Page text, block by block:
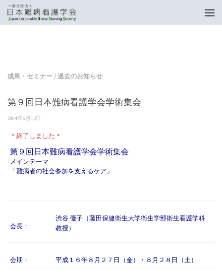
トップページ
成果・セミナー /過去のお知らせ
第９回日本難病看護学会学術集会
2004年6月12日
＊終了しました＊
第９回日本難病看護学会学術集会
メインテーマ
「難病者の社会参加を支えるケア」
会長：
渋谷 優子（藤田保健衛生大学衛生学部衛生看護学科
教授）
会期： 平成１６年８月２７日（金）・８月２８日（土）